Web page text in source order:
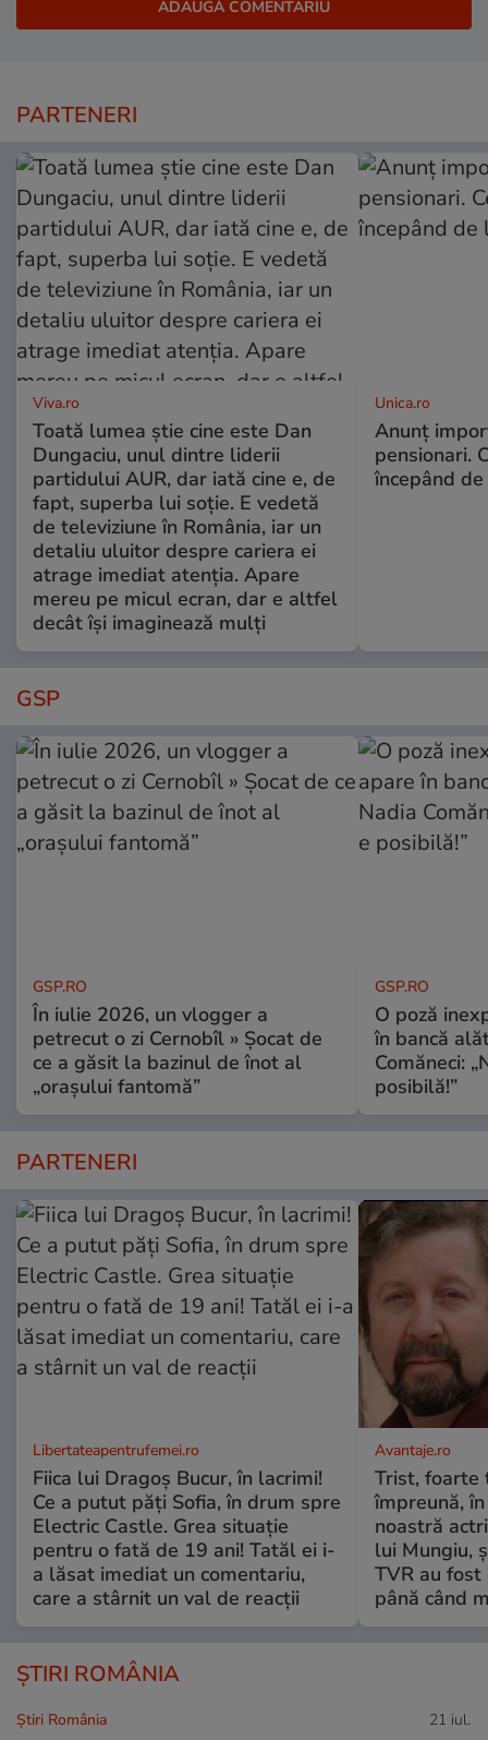
PARTENERI
Viva.ro
Toată lumea știe cine este Dan
Dungaciu, unul dintre liderii
partidului AUR, dar iată cine e, de
fapt, superba lui soție. E vedetă
de televiziune în România, iar un
detaliu uluitor despre cariera ei
atrage imediat atenția. Apare
mereu pe micul ecran, dar e altfel
decât își imaginează mulți
Unica.ro
Anunț
pensionari.
începând
GSP
GSP.RO
În iulie 2026, un vlogger a
petrecut o zi Cernobîl » Șocat de
ce a găsit la bazinul de înot al
„orașului fantomă”
GSP.RO
O poză
în bancă
Comăneci:
posibilă!”
PARTENERI
Libertateapentrufemei.ro
Fiica lui Dragoș Bucur, în lacrimi!
Ce a putut păți Sofia, în drum spre
Electric Castle. Grea situație
pentru o fată de 19 ani! Tatăl ei i-
a lăsat imediat un comentariu,
care a stârnit un val de reacții
Avantaje.ro
Trist, foarte
împreună,
noastră
lui Mungiu,
TVR au
până când
ȘTIRI ROMÂNIA
Știri România 21 iul.